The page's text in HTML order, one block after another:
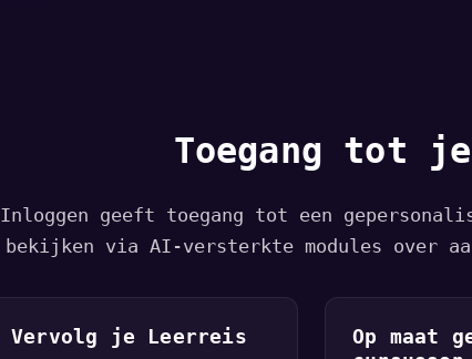
Toegang tot
Inloggen geeft toegang tot een
bekijken via AI-versterkte modules over
Vervolg je Leerreis
Op maat